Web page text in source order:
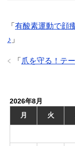
「 有酸素運動で顔
♪ 」
「 爪を守る！テ
2026年8月
月
火